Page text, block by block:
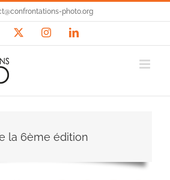
photo.org
Facebook InstagramLinkedIn
la 6ème édition